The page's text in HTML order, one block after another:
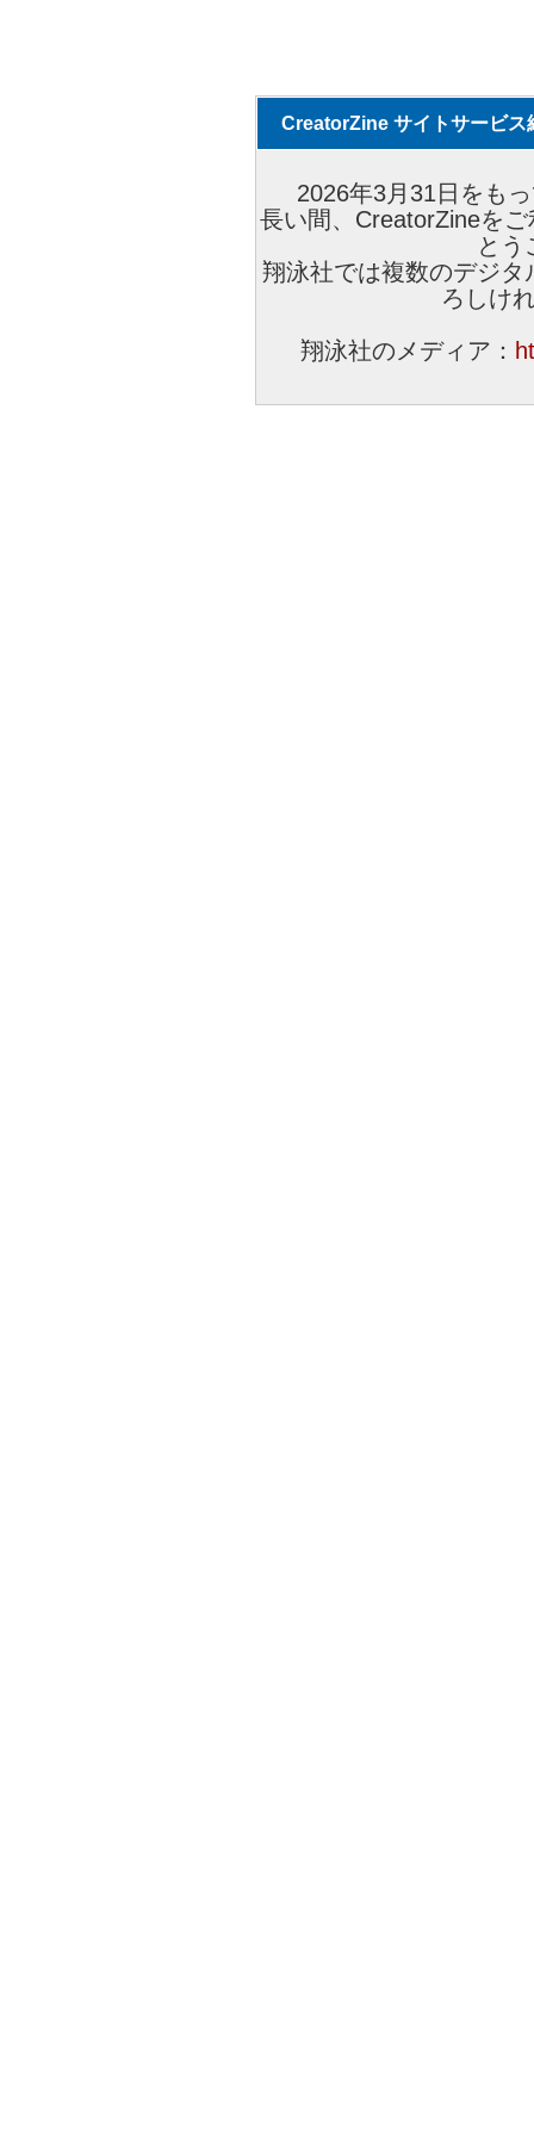
CreatorZine サイトサービス
2026年3月31日をも
長い間、CreatorZineを
とう
翔泳社では複数のデジ
ろしけ
翔泳社のメディア：